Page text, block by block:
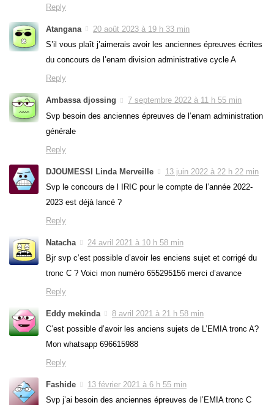
Reply
Atangana
20 août 2023 à 19 h 33 min
S’il vous plaît j’aimerais avoir les anciennes épreuves écrites
du concours de l’enam division administrative cycle A
Reply
Ambassa djossing
7 septembre 2022 à 11 h 55 min
Svp besoin des anciennes épreuves de l’enam administration
générale
Reply
DJOUMESSI Linda Merveille
13 juin 2022 à 22 h 22 min
Svp le concours de l IRIC pour le compte de l’année 2022-
2023 est déjà lancé ?
Reply
Natacha
24 avril 2021 à 10 h 58 min
Bjr svp c’est possible d’avoir les enciens sujet et corrigé du
tronc C ? Voici mon numéro 655295156 merci d’avance
Reply
Eddy mekinda
8 avril 2021 à 21 h 58 min
C’est possible d’avoir les anciens sujets de L’EMIA tronc A?
Mon whatsapp 696615988
Reply
Fashide
13 février 2021 à 6 h 55 min
Svp j’ai besoin des anciennes épreuves de l’EMIA tronc C